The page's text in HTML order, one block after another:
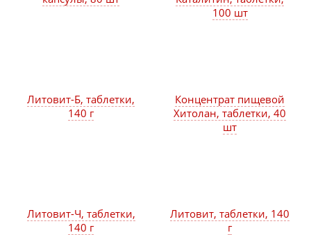
100 шт
Концентрат пищевой
Хитолан, таблетки, 40
шт
Литовит-Б, таблетки,
140 г
Литовит, таблетки, 140
г
Литовит-Ч, таблетки,
140 г